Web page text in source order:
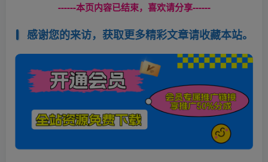
------本页内容已结束，喜欢请分享------
感谢您的来访，获取更多精彩文章请收藏本站。